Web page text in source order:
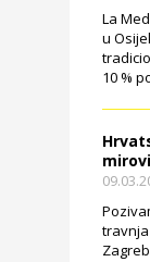
La
u
10 %
travnja